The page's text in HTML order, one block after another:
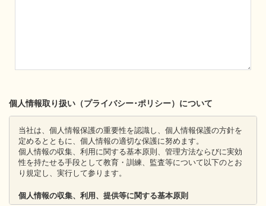
個人情報取り扱い（プライバシー･ポリシー）について
当社は、個人情報保護の重要性を認識し、個人情報保護の方針を
定めるとともに、個人情報の適切な保護に努めます。
個人情報の収集、利用に関する基本原則、管理方法ならびに実効
性を持たせる手段として教育・訓練、監査等について以下のとお
り規定し、実行して参ります。
個人情報の収集、利用、提供等に関する基本原則